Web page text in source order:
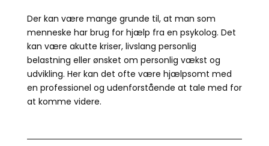
Der kan være mange grunde til, at man som
menneske har brug for hjælp fra en psykolog. Det
kan være akutte kriser, livslang personlig
belastning eller ønsket om personlig vækst og
udvikling. Her kan det ofte være hjælpsomt med
en professionel og udenforstående at tale med for
at komme videre.